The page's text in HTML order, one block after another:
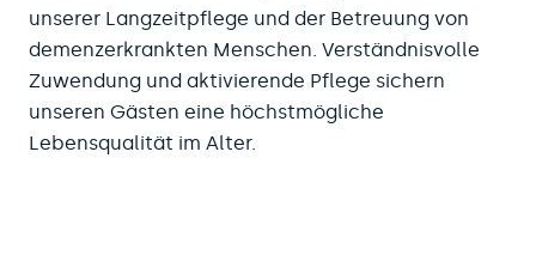
unserer Langzeitpflege und der Betreuung von
demenzerkrankten Menschen. Verständnisvolle
Zuwendung und aktivierende Pflege sichern
unseren Gästen eine höchstmögliche
Lebensqualität im Alter.